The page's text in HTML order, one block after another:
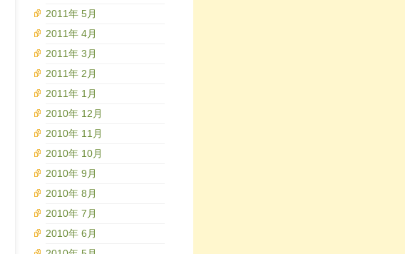
2011年 5月
2011年 4月
2011年 3月
2011年 2月
2011年 1月
2010年 12月
2010年 11月
2010年 10月
2010年 9月
2010年 8月
2010年 7月
2010年 6月